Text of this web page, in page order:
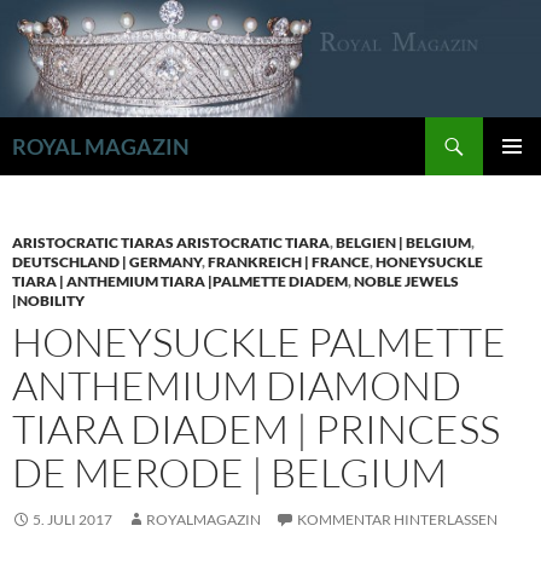
Inhalt
springen
ROYAL MAGAZIN
ARISTOCRATIC TIARAS ARISTOCRATIC TIARA,BELGIEN | BELGIUM,
DEUTSCHLAND | GERMANY,FRANKREICH | FRANCE,HONEYSUCKLE
TIARA | ANTHEMIUM TIARA |PALMETTE DIADEM,NOBLE JEWELS
|NOBILITY
HONEYSUCKLE PALMETTE
ANTHEMIUM DIAMOND
TIARA DIADEM | PRINCESS
DE MERODE | BELGIUM
5. JULI 2017 ROYALMAGAZIN KOMMENTAR HINTERLASSEN